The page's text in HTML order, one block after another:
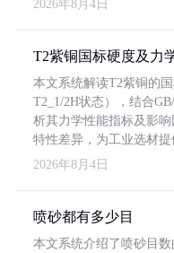
2026年8月4日
T2紫铜国标硬度及力
本文系统解读T2紫铜的
T2_1/2H状态），结合
析其力学性能指标及影
特性差异，为工业选材提
2026年8月4日
喷砂都有多少目
本文系统介绍了喷砂目